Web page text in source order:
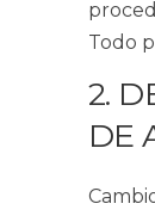
Todo
2.
DE